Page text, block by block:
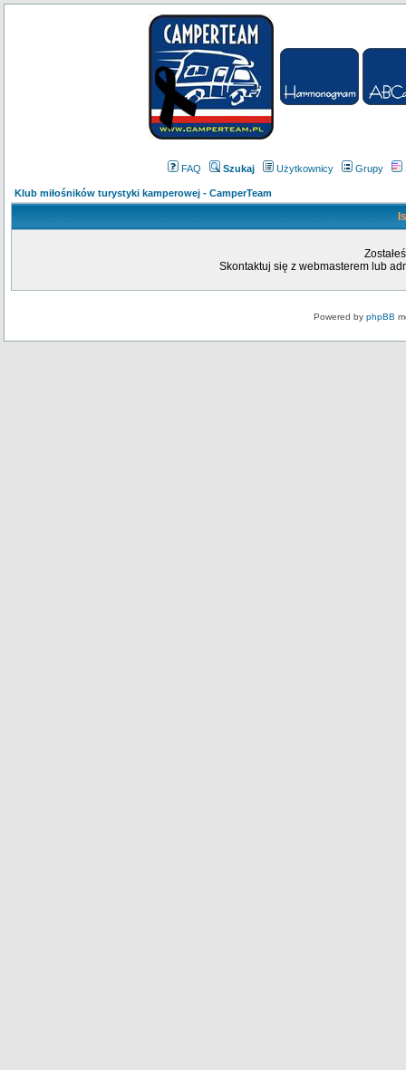
FAQ Szukaj Użytkownicy Grupy
Klub miłośników turystyki kamperowej - CamperTeam
Skontaktuj się z webmasterem lub
Powered by phpBB